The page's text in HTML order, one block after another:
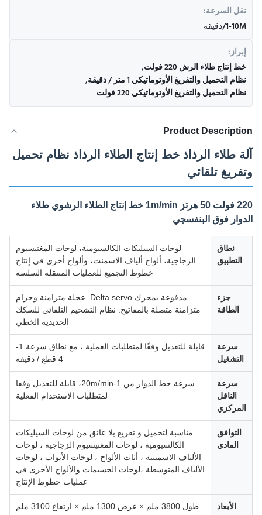
نقل السرعة:
1-10M/دقيقة
إبراز:
خط إنتاج طلاء الرش 220 فولت
,
نظام التحميل والتفريغ الأوتوماتيكي 1 متر / دقيقة ,
نظام التحميل والتفريغ الأوتوماتيكي 220 فولت
Product Description
آلة طلاء الرذاذ خط إنتاج الطلاء الرذاذ نظام تحميل
وتفريغ تلقائي
220 فولت 50 هرتز 1m/min خط إنتاج الطلاء الرشوي طلاء
الدوار فوق البنفسجي
نطاق
التطبيق
لوحات السيليكات الكالسيومية، لوحات المغنيسيوم
الزجاجية، ألواح ألياف الاسمنت، وألواح أخرى في إنتاج
خطوط التجميع للعمليات المتنقلة السلسة
جزء
الطاقة
مدفوعة بمحرك Delta servo. عجلة متزامنة وحزام
متزامنة متصلة بالمفاتيح. نظام التشحيم التلقائي للسكك
الحديدية الخطي
سرعة
التشغيل
قابلة للتعديل وفقًا لمتطلبات العملية ، مع نطاق سرعة 1-
4 قطع / دقيقة
سرعة
الناقل
المركزي
سرعة خط الدوار من 1-20m/min، قابلة للتعديل وفقا
لمتطلبات الاستخدام الفعلية
التوافق
المادي
مناسبة لتحميل و تفريغ بلا عائق من لوحات السيليكات
الكالسيومية ، لوحات المغنيسيوم الزجاجية ، لوحات
الألياف الاسمنتية ، أثاث الألواح ، لوحات الأبواب ، لوحات
الألياف المتوسطة ،لوحات الجسيمات والألواح الأخرى في
عمليات خطوط الإنتاج
الأبعاد
طول 3800 ملم × عرض 1300 ملم × ارتفاع 3100 ملم